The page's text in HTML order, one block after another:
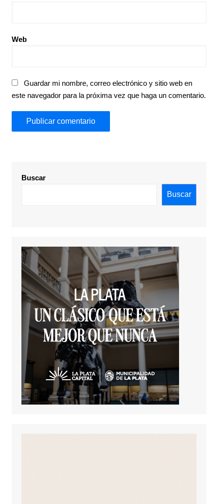
Web
Guardar mi nombre, correo electrónico y sitio web en
este navegador para la próxima vez que haga un comentario.
Buscar
Buscar